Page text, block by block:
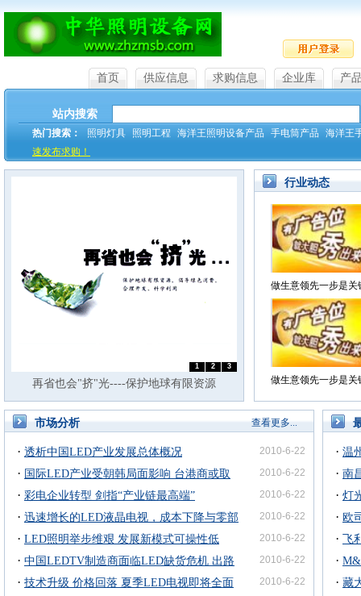
首页 供应信息 求购信息 企业库 产
站内搜索
热门搜索： 照明灯具 照明工程 海洋王照明设备产品 手电筒产品
海洋王
速发布求购！
再省也会"挤"光----保护地球有限资源
1 2 3
行业动态
做生意领先一步是关
做生意领先一步是关
市场分析 查看更多...
· 透析中国LED产业发展总体概况 2010-6-22
· 国际LED产业受朝韩局面影响 台港商或取
代韩系厂商
2010-6-22
· 彩电企业转型 剑指“产业链最高端” 2010-6-22
· 迅速增长的LED液晶电视，成本下降与零部
件采购是关键..
2010-6-22
· LED照明举步维艰 发展新模式可操性低 2010-6-22
· 中国LEDTV制造商面临LED缺货危机 出路
在何方
2010-6-22
· 技术升级 价格回落 夏季LED电视即将全面
2010-6-22
· 温
援照
· 南
· 灯
· 欧
投影
· 飞
·
台灯
· 藏